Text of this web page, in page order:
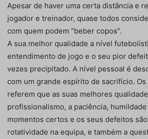
Apesar de haver uma certa distância e
jogador e treinador, quase todos
com quem podem “beber copos”.
A sua melhor qualidade a nível
entendimento de jogo e o seu pior
vezes precipitado. A nível pessoal é
com um grande espírito de sacrifício.
referem que as suas melhores
profissionalismo, a paciência,
momentos certos e os seus defeitos
rotatividade na equipa, e também a